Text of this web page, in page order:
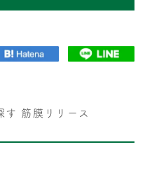
す 筋膜リリース